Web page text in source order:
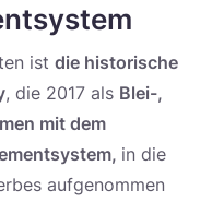
ist die historische
, die 2017 als Blei-,
mit dem
in die
aufgenommen